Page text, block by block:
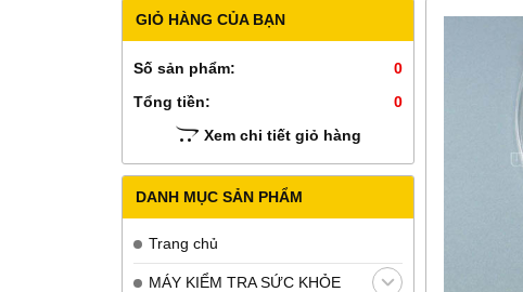
GIỎ HÀNG CỦA BẠN
Số sản phẩm:
0
Tổng tiền:
0
Xem chi tiết giỏ hàng
DANH MỤC SẢN PHẨM
Trang chủ
MÁY KIỂM TRA SỨC KHỎE